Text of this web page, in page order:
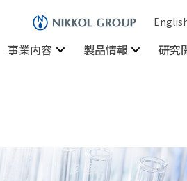
事業内容 製品情報 研究